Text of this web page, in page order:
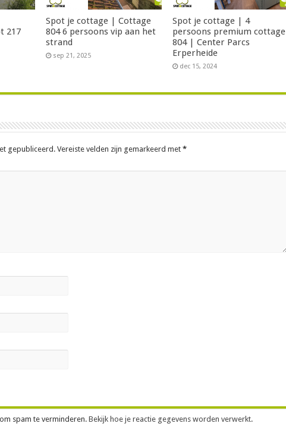
217
Spot je cottage | Cottage
804 6 persoons vip aan het
strand
sep 21, 2025
Spot je cottage | 4
persoons premium cottage
804 | Center Parcs
Erperheide
dec 15, 2024
gepubliceerd. Vereiste velden zijn gemarkeerd met *
spam te verminderen. Bekijk hoe je reactie gegevens worden verwerkt.